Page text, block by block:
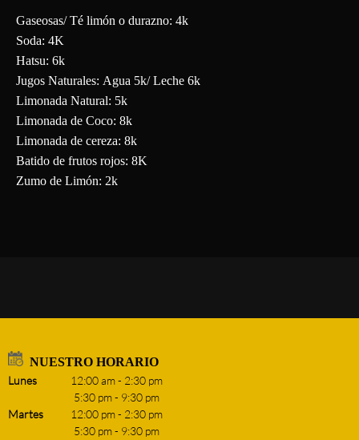
Gaseosas/ Té limón o durazno: 4k
Soda: 4K
Hatsu: 6k
Jugos Naturales: Agua 5k/ Leche 6k
Limonada Natural: 5k
Limonada de Coco: 8k
Limonada de cereza: 8k
Batido de frutos rojos: 8K
Zumo de Limón: 2k
NUESTRO HORARIO
Lunes
12:00 am- 2:30 pm
5:30 pm- 9:30 pm
Martes
12:00 pm- 2:30 pm
5:30 pm- 9:30 pm